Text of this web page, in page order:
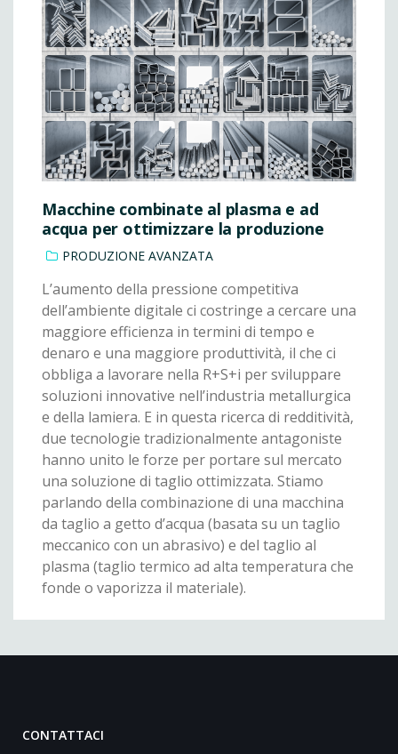
Macchine combinate al plasma e ad
acqua per ottimizzare la produzione
PRODUZIONE AVANZATA
L’aumento della pressione competitiva
dell’ambiente digitale ci costringe a cercare una
maggiore efficienza in termini di tempo e
denaro e una maggiore produttività, il che ci
obbliga a lavorare nella R+S+i per sviluppare
soluzioni innovative nell’industria metallurgica
e della lamiera. E in questa ricerca di redditività,
due tecnologie tradizionalmente antagoniste
hanno unito le forze per portare sul mercato
una soluzione di taglio ottimizzata. Stiamo
parlando della combinazione di una macchina
da taglio a getto d’acqua (basata su un taglio
meccanico con un abrasivo) e del taglio al
plasma (taglio termico ad alta temperatura che
fonde o vaporizza il materiale).
CONTATTACI